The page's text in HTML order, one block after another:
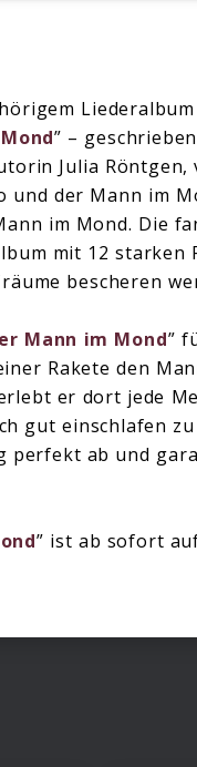
” –
Julia
und der Mann im
im Mond. Die
mit 12
bescheren
Mann im Mond”
Rakete den
er dort jede
gut einschlafen
perfekt ab und
” ist ab sofort